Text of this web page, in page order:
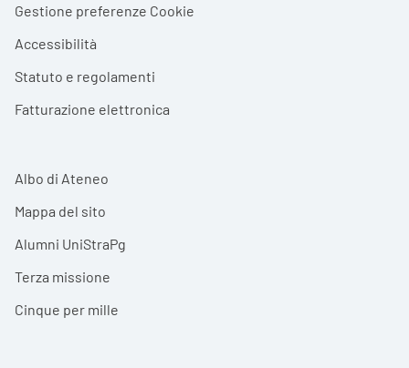
Gestione preferenze Cookie
Accessibilità
Statuto e regolamenti
Fatturazione elettronica
Albo di Ateneo
Mappa del sito
Alumni UniStraPg
Terza missione
Cinque per mille